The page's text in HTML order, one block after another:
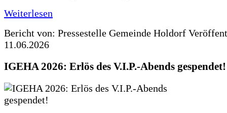
Weiterlesen
Bericht von: Pressestelle Gemeinde Holdorf
11.06.2026
IGEHA 2026: Erlös des V.I.P.-Abends gespendet!